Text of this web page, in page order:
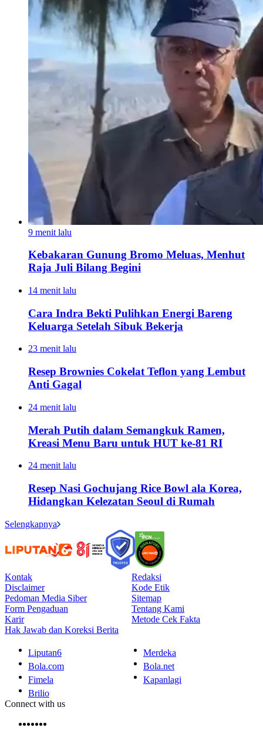
9 menit lalu
Kebakaran Gunung Bromo Meluas, Menhut
Raja Juli Bilang Begini
14 menit lalu
Cara Indra Bekti Pulihkan Energi Bareng
Keluarga Setelah Sibuk Bekerja
23 menit lalu
Resep Brownies Cokelat Teflon yang Lembut
Anti Gagal
24 menit lalu
Merah Putih dalam Semangkuk Ramen,
Kreasi Menu Baru untuk HUT ke-81 RI
24 menit lalu
Resep Nasi Gochujang Rice Bowl ala Korea,
Hidangkan Kelezatan Seoul di Rumah
Selengkapnya
Kontak
Redaksi
Disclaimer
Kode Etik
Pedoman Media Siber
Sitemap
Form Pengaduan
Tentang Kami
Karir
Metode Cek Fakta
Hak Jawab dan Koreksi Berita
Liputan6
Merdeka
Bola.com
Bola.net
Fimela
Kapanlagi
Brilio
Connect with us